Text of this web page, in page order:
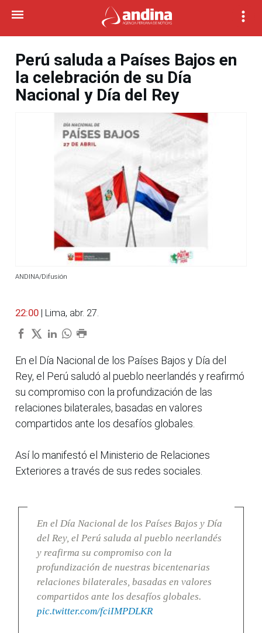
Perú saluda a Países Bajos en
la celebración de su Día
Nacional y Día del Rey
ANDINA/Difusión
22:00 | Lima, abr. 27.
En el Día Nacional de los Países Bajos y Día del
Rey, el Perú saludó al pueblo neerlandés y reafirmó
su compromiso con la profundización de las
relaciones bilaterales, basadas en valores
compartidos ante los desafíos globales.
Así lo manifestó el Ministerio de Relaciones
Exteriores a través de sus redes sociales.
En el Día Nacional de los Países Bajos y Día
del Rey, el Perú saluda al pueblo neerlandés
y reafirma su compromiso con la
profundización de nuestras bicentenarias
relaciones bilaterales, basadas en valores
compartidos ante los desafíos globales.
pic.twitter.com/fciIMPDLKR